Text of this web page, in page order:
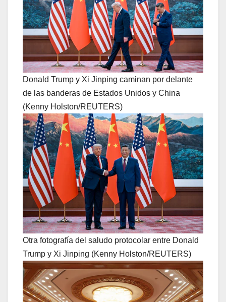
Donald Trump y Xi Jinping caminan por delante
de las banderas de Estados Unidos y China
(Kenny Holston/REUTERS)
Otra fotografía del saludo protocolar entre Donald
Trump y Xi Jinping (Kenny Holston/REUTERS)